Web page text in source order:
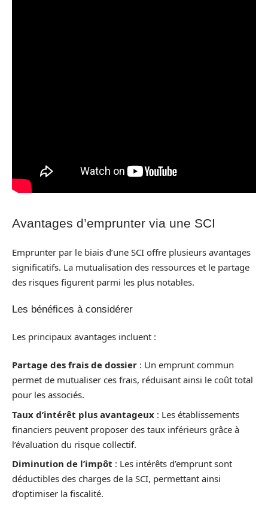
Avantages d’emprunter via une SCI
Emprunter par le biais d’une SCI offre plusieurs avantages
significatifs. La mutualisation des ressources et le partage
des risques figurent parmi les plus notables.
Les bénéfices à considérer
Les principaux avantages incluent :
Partage des frais de dossier : Un emprunt commun
permet de mutualiser ces frais, réduisant ainsi le coût total
pour les associés.
Taux d’intérêt plus avantageux : Les établissements
financiers peuvent proposer des taux inférieurs grâce à
l’évaluation du risque collectif.
Diminution de l’impôt : Les intérêts d’emprunt sont
déductibles des charges de la SCI, permettant ainsi
d’optimiser la fiscalité.